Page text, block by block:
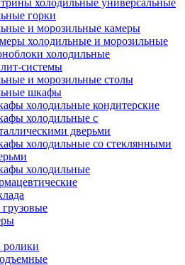
холодильные универсальные
горки
и морозильные камеры
холодильные и морозильные
холодильные
системы
и морозильные столы
шкафы
холодильные кондитерские
холодильные с
дверьми
холодильные со стеклянными
холодильные
ролики